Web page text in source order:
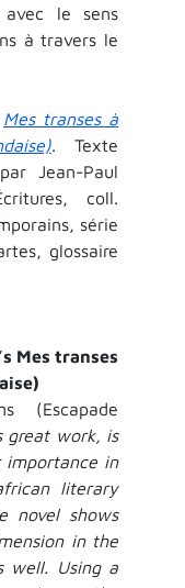
le sens
à travers le
Mes transes à
. Texte
Jean-Paul
coll.
série
glossaire
Mes transes
(Escapade
great work, is
importance in
literary
novel shows
in the
well. Using a